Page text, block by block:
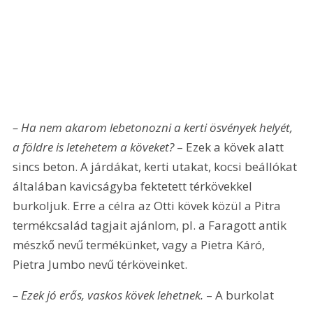
– Ha nem akarom lebetonozni a kerti ösvények helyét,
a földre is letehetem a köveket? – Ezek a kövek alatt
sincs beton. A járdákat, kerti utakat, kocsi beállókat
általában kavicságyba fektetett térkövekkel
burkoljuk. Erre a célra az Otti kövek közül a Pitra
termékcsalád tagjait ajánlom, pl. a Faragott antik
mészkő nevű termékünket, vagy a Pietra Káró,
Pietra Jumbo nevű térköveinket.
– Ezek jó erős, vaskos kövek lehetnek. – A burkolat